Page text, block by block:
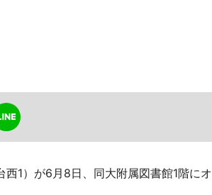
1）が6月8日、同大附属図書館1階にオ